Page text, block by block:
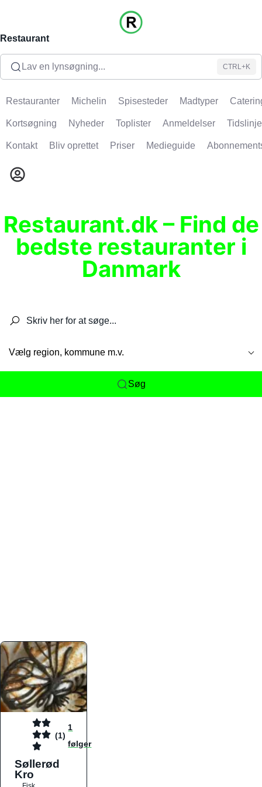
Restaurant
Lav en lynsøgning... CTRL+K
Restauranter Michelin Spisesteder Madtyper
Kortsøgning Nyheder Toplister Anmeldelser Tidslinje
Kontakt Bliv oprettet Priser Medieguide
Restaurant.dk – Find de
bedste restauranter i
Danmark
Vælg region, kommune m.v.
Søg
(1)
1
følger
Søllerød
Kro